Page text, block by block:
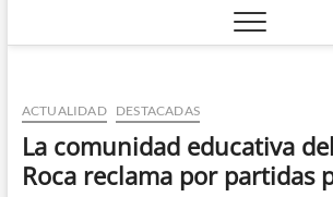
ACTUALIDAD DESTACADAS
La comunidad educativa
Roca reclama por partidas